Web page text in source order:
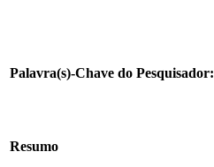
Palavra(s)-Chave do Pesquisador:
Resumo